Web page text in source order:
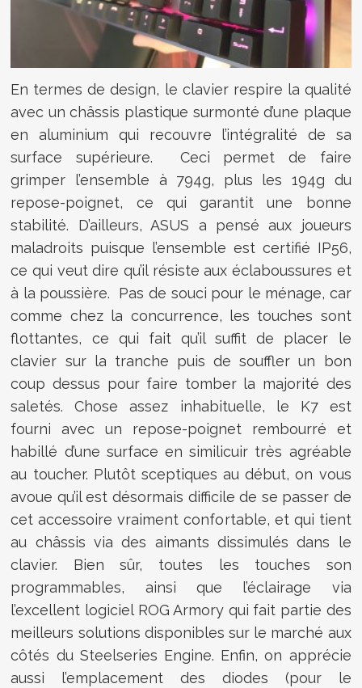
En termes de design, le clavier respire la qualité
avec un châssis plastique surmonté d’une plaque
en aluminium qui recouvre l’intégralité de sa
surface supérieure. Ceci permet de faire
grimper l’ensemble à 794g, plus les 194g du
repose-poignet, ce qui garantit une bonne
stabilité. D’ailleurs, ASUS a pensé aux joueurs
maladroits puisque l’ensemble est certifié IP56,
ce qui veut dire qu’il résiste aux éclaboussures et
à la poussière. Pas de souci pour le ménage, car
comme chez la concurrence, les touches sont
flottantes, ce qui fait qu’il suffit de placer le
clavier sur la tranche puis de souffler un bon
coup dessus pour faire tomber la majorité des
saletés. Chose assez inhabituelle, le K7 est
fourni avec un repose-poignet rembourré et
habillé d’une surface en similicuir très agréable
au toucher. Plutôt sceptiques au début, on vous
avoue qu’il est désormais difficile de se passer de
cet accessoire vraiment confortable, et qui tient
au châssis via des aimants dissimulés dans le
clavier. Bien sûr, toutes les touches son
programmables, ainsi que l’éclairage via
l’excellent logiciel ROG Armory qui fait partie des
meilleurs solutions disponibles sur le marché aux
côtés du Steelseries Engine. Enfin, on apprécie
aussi l’emplacement des diodes (pour le